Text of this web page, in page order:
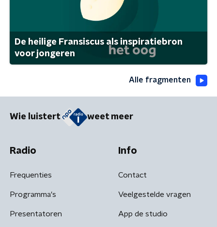
De heilige Fransiscus als inspiratiebron
voor jongeren
Alle fragmenten
Wie luistert weet meer
Radio
Frequenties
Programma's
Presentatoren
Info
Contact
Veelgestelde vragen
App de studio